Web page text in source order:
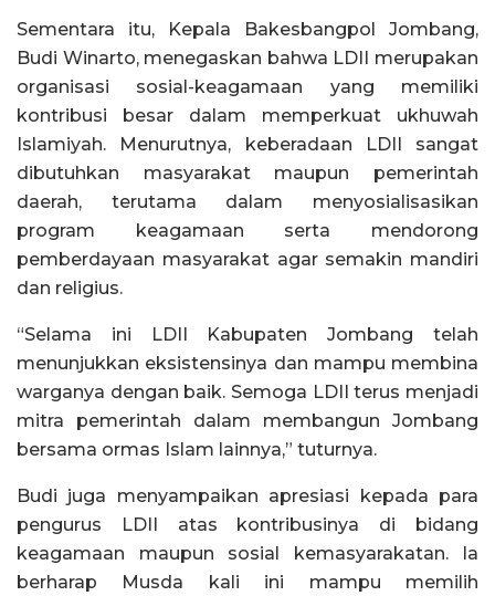
Sementara itu, Kepala Bakesbangpol Jombang,
Budi Winarto, menegaskan bahwa LDII merupakan
organisasi sosial-keagamaan yang memiliki
kontribusi besar dalam memperkuat ukhuwah
Islamiyah. Menurutnya, keberadaan LDII sangat
dibutuhkan masyarakat maupun pemerintah
daerah, terutama dalam menyosialisasikan
program keagamaan serta mendorong
pemberdayaan masyarakat agar semakin mandiri
dan religius.
“Selama ini LDII Kabupaten Jombang telah
menunjukkan eksistensinya dan mampu membina
warganya dengan baik. Semoga LDII terus menjadi
mitra pemerintah dalam membangun Jombang
bersama ormas Islam lainnya,” tuturnya.
Budi juga menyampaikan apresiasi kepada para
pengurus LDII atas kontribusinya di bidang
keagamaan maupun sosial kemasyarakatan. Ia
berharap Musda kali ini mampu memilih